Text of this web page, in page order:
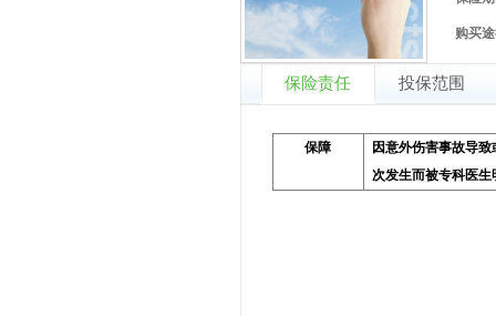
购买
保险责任 投保范围
保障
因意外伤害事故导
次发生而被专科医